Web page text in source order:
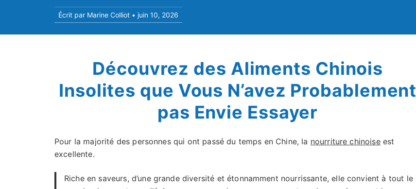
Écrit par Marine Colliot • juin 10, 2026
Découvrez des Aliments Chinois
Insolites que Vous N’avez Probablement
pas Envie Essayer
Pour la majorité des personnes qui ont passé du temps en Chine, la nourriture chinoiseest
excellente.
Riche en saveurs, d’une grande diversité et étonnamment nourrissante, elle convient à tout le